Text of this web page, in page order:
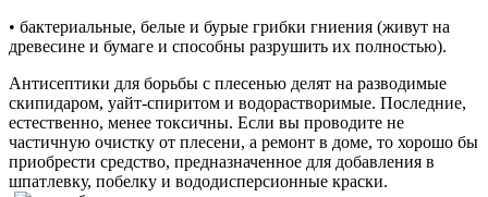
• бактериальные, белые и бурые грибки гниения (живут на
древесине и бумаге и способны разрушить их полностью).
Антисептики для борьбы с плесенью делят на разводимые
скипидаром, уайт-спиритом и водорастворимые. Последние,
естественно, менее токсичны. Если вы проводите не
частичную очистку от плесени, а ремонт в доме, то хорошо бы
приобрести средство, предназначенное для добавления в
шпатлевку, побелку и вододисперсионные краски.